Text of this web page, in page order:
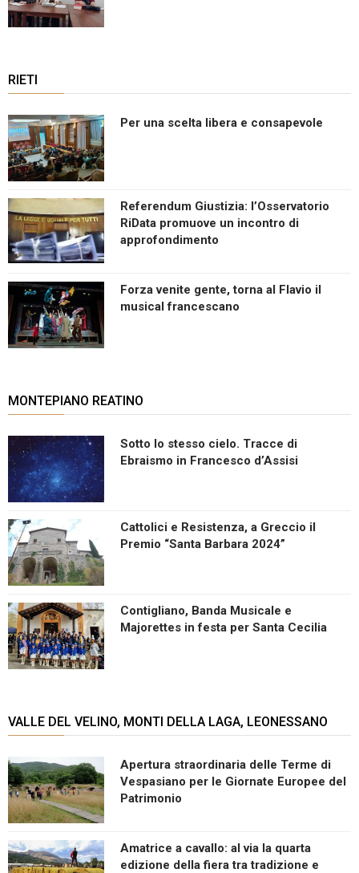
RIETI
Per una scelta libera e consapevole
Referendum Giustizia: l’Osservatorio
RiData promuove un incontro di
approfondimento
Forza venite gente, torna al Flavio il
musical francescano
MONTEPIANO REATINO
Sotto lo stesso cielo. Tracce di
Ebraismo in Francesco d’Assisi
Cattolici e Resistenza, a Greccio il
Premio “Santa Barbara 2024”
Contigliano, Banda Musicale e
Majorettes in festa per Santa Cecilia
VALLE DEL VELINO, MONTI DELLA LAGA, LEONESSANO
Apertura straordinaria delle Terme di
Vespasiano per le Giornate Europee del
Patrimonio
Amatrice a cavallo: al via la quarta
edizione della fiera tra tradizione e